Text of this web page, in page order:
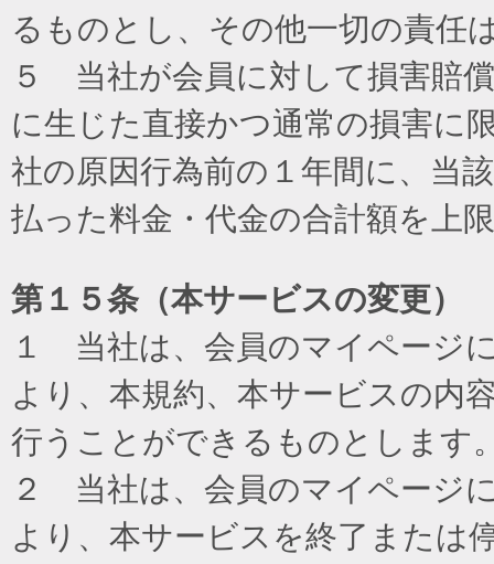
るものとし、その他一切の責任
５ 当社が会員に対して損害賠
に生じた直接かつ通常の損害に
社の原因行為前の１年間に、当
払った料金・代金の合計額を上
第１５条（本サービスの変更）
１ 当社は、会員のマイページ
より、本規約、本サービスの内
行うことができるものとします
２ 当社は、会員のマイページ
より、本サービスを終了または